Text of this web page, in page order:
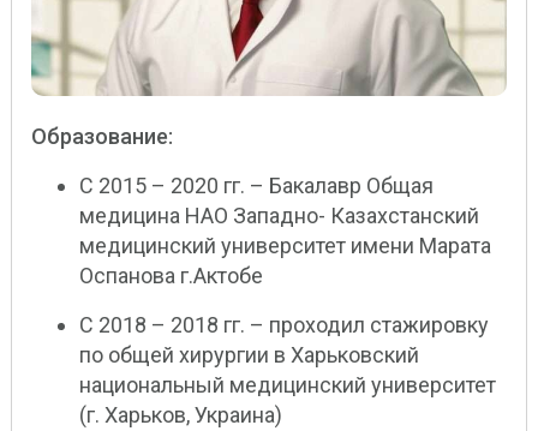
Образование:
С 2015 – 2020 гг. – Бакалавр Общая
медицина НАО Западно- Казахстанский
медицинский университет имени Марата
Оспанова г.Актобе
С 2018 – 2018 гг. – проходил стажировку
по общей хирургии в Харьковский
национальный медицинский университет
(г. Харьков, Украина)